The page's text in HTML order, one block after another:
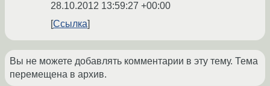
28.10.2012 13:59:27 +00:00
Ссылка
Вы не можете добавлять комментарии в эту тему. Тема
перемещена в архив.